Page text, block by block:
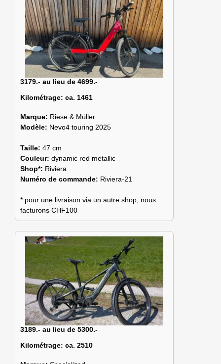
3179.- au lieu de 4699.-
Kilométrage: ca. 1461
Marque: Riese & Müller
Modèle: Nevo4 touring 2025
Taille: 47 cm
Couleur: dynamic red metallic
Shop*: Riviera
Numéro de commande: Riviera-21
* pour une livraison via un autre shop, nous
facturons CHF100
3189.- au lieu de 5300.-
Kilométrage: ca. 2510